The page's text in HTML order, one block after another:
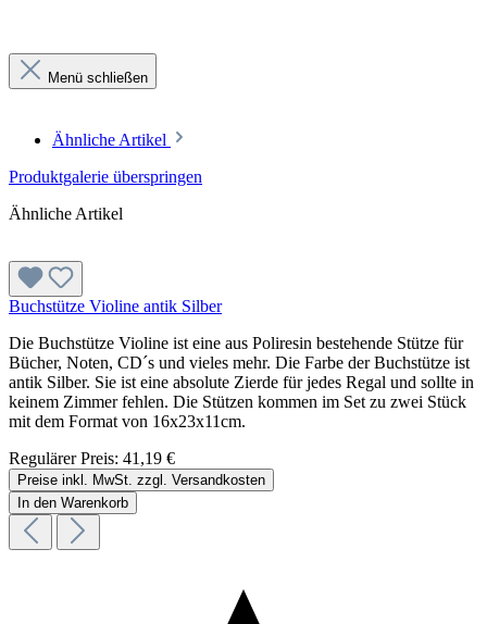
Menü schließen
Ähnliche Artikel
Produktgalerie überspringen
Ähnliche Artikel
Buchstütze Violine antik Silber
Die Buchstütze Violine ist eine aus Poliresin bestehende Stütze für
Bücher, Noten, CD´s und vieles mehr. Die Farbe der Buchstütze ist
antik Silber. Sie ist eine absolute Zierde für jedes Regal und sollte in
keinem Zimmer fehlen. Die Stützen kommen im Set zu zwei Stück
mit dem Format von 16x23x11cm.
Regulärer Preis: 41,19 €
Preise inkl. MwSt. zzgl. Versandkosten
In den Warenkorb